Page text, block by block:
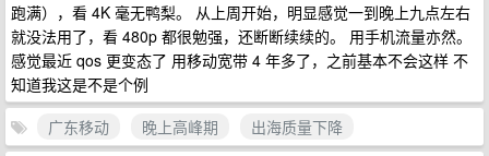
跑满），看 4K 毫无鸭梨。 从上周开始，明显感觉一到晚上九点左右
就没法用了，看 480p 都很勉强，还断断续续的。 用手机流量亦然。
感觉最近 qos 更变态了 用移动宽带 4 年多了，之前基本不会这样 不
知道我这是不是个例
广东移动
晚上高峰期
出海质量下降